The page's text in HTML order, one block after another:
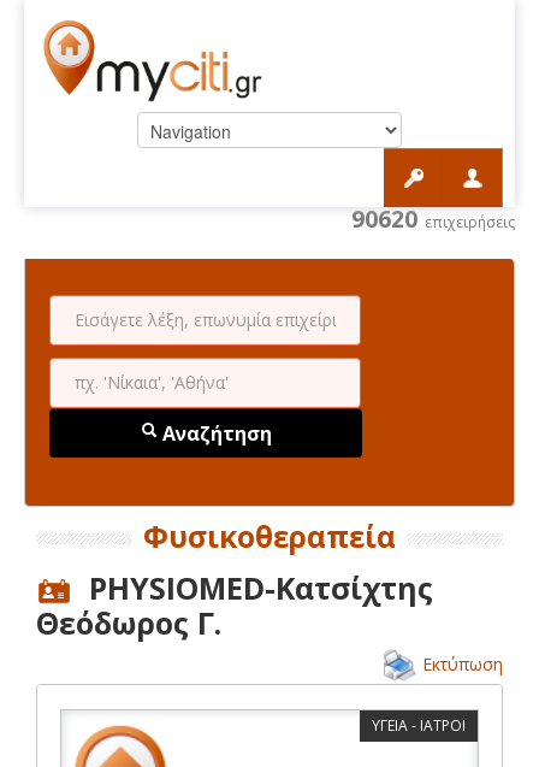
90620 επιχειρήσεις
Αναζήτηση
Φυσικοθεραπεία
PHYSIOMED-Κατσίχτης
Θεόδωρος Γ.
Εκτύπωση
ΥΓΕΙΑ - ΙΑΤΡΟΙ